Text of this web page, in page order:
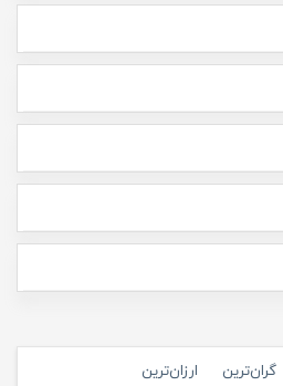
گران‌ترین ارزان‌ترین